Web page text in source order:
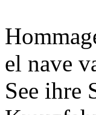
el nave
See ihre